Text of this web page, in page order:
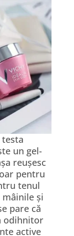
un gel-
reușesc
pentru
tenul
și
pare că
odihnitor
active